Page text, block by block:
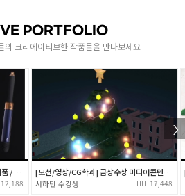
( 폰트, 이미지, 영상, 오디오 )
]
) 기법 이해 및 활용
2
리와 자막 디자인, 말자막
한 툴 정리 및 썸네일 만들기
과 및 크로마키와 루마키 효과
및 멀티 카메라 싱크 및 편집
PORTFOLIO
의 크리에이티브한 작품들을 만나보세요
[모션/영상/CG학과] 다이슨 에어랩 제품 / 3D 모션그래픽 / Visual Motion 1th
12,188
[모션/영상/CG학과] 금상수상 미디어콘텐츠과공모전 작품
서하민 17,448